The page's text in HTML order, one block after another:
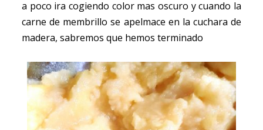
a poco ira cogiendo color mas oscuro y cuando la
carne de membrillo se apelmace en la cuchara de
madera, sabremos que hemos terminado